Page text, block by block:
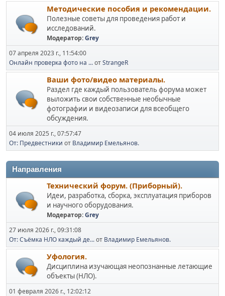
Методические пособия и рекомендации.
Полезные советы для проведения работ и
исследований.
Модератор:Grey
07 апреля 2023 г., 11:54:00
Онлайн проверка фото на ...отStrangeR
Ваши фото/видео материалы.
Раздел где каждый пользователь форума может
выложить свои собственные необычные
фотографии и видеозаписи для всеобщего
обсуждения.
04 июля 2025 г., 07:57:47
От: Предвестники от Владимир Емельянов.
Направления
Технический форум. (Приборный).
Идеи, разработка, сборка, эксплуатация приборов
и научного оборудования.
Модератор:Grey
27 июля 2026 г., 09:31:08
От: Съёмка НЛО каждый де...от Владимир Емельянов.
Уфология.
Дисциплина изучающая неопознанные летающие
объекты (НЛО).
01 февраля 2026 г., 12:02:12